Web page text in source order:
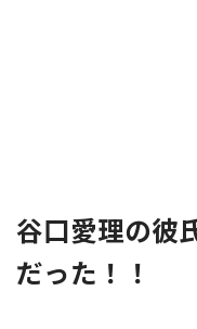
谷口愛理の彼
だった！！